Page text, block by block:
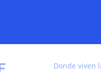
Donde viven